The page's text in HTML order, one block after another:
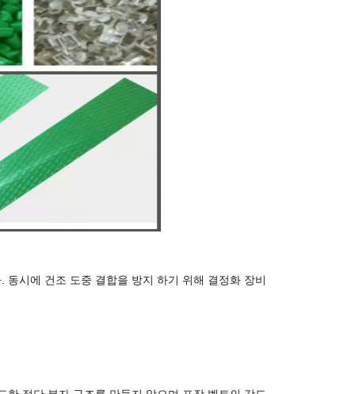
시에 건조 도중 결합을 방지 하기 위해 결정화 장비